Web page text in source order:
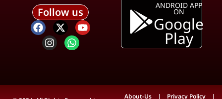
Follow us
ANDROID APP
ON
Google
Play
About-Us Privacy Policy